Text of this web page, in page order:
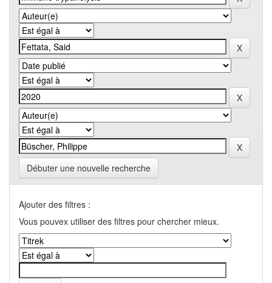
Débuter une nouvelle recherche
Ajouter des filtres :
Vous pouvex utiliser des filtres pour chercher mieux.